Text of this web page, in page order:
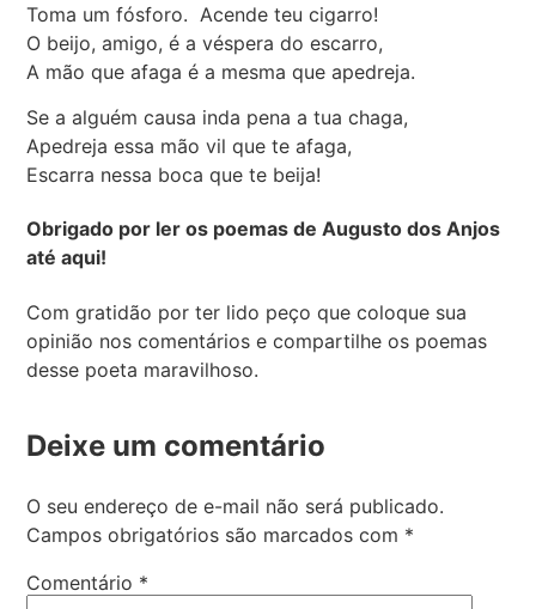
Toma um fósforo. Acende teu cigarro!
O beijo, amigo, é a véspera do escarro,
A mão que afaga é a mesma que apedreja.
Se a alguém causa inda pena a tua chaga,
Apedreja essa mão vil que te afaga,
Escarra nessa boca que te beija!
Obrigado por ler os poemas de Augusto dos Anjos
até aqui!
Com gratidão por ter lido peço que coloque sua
opinião nos comentários e compartilhe os poemas
desse poeta maravilhoso.
Deixe um comentário
O seu endereço de e-mail não será publicado.
Campos obrigatórios são marcados com *
Comentário *